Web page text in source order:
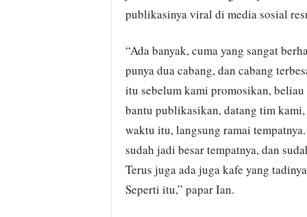
publikasinya viral di media sosial
“Ada banyak, cuma yang sangat
punya dua cabang, dan cabang
itu sebelum kami promosikan,
bantu publikasikan, datang tim
waktu itu, langsung ramai
sudah jadi besar tempatnya, dan
Terus juga ada juga kafe yang
Seperti itu,” papar Ian.